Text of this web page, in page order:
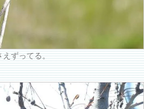
ずってる。